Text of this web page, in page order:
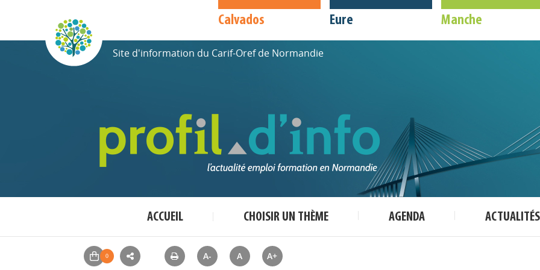
Calvados Eure Manche
Site d'information du Carif-Oref de Normandie
ACCUEIL CHOISIR UN THÈME AGENDA ACTUALITÉS
A- A A+